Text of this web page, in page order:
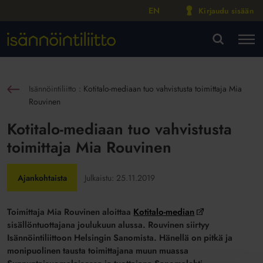
EN Kirjaudu sisään
Isännöintiliitto : Kotitalo-mediaan tuo vahvistusta toimittaja Mia
Rouvinen
Kotitalo-mediaan tuo vahvistusta
toimittaja Mia Rouvinen
Ajankohtaista Julkaistu: 25.11.2019
Toimittaja Mia Rouvinen aloittaa Kotitalo-median
sisällöntuottajana joulukuun alussa. Rouvinen siirtyy
Isännöintiliittoon Helsingin Sanomista. Hänellä on pitkä ja
monipuolinen tausta toimittajana muun muassa